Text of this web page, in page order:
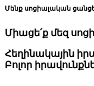
Մենք սոցիալական
Միացե՛ք մեզ
Հեղինակային
Բոլոր